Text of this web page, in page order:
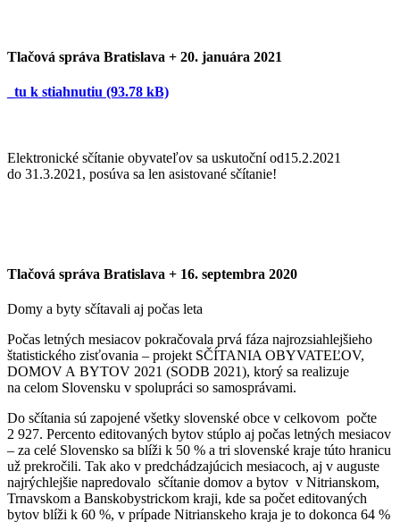
Tlačová správa Bratislava + 20. januára 2021
_tu k stiahnutiu (93.78 kB)
Elektronické sčítanie obyvateľov sa uskutoční od15.2.2021
do 31.3.2021, posúva sa len asistované sčítanie!
Tlačová správa Bratislava + 16. septembra 2020
Domy a byty sčítavali aj počas leta
Počas letných mesiacov pokračovala prvá fáza najrozsiahlejšieho
štatistického zisťovania – projekt SČÍTANIA OBYVATEĽOV,
DOMOV A BYTOV 2021 (SODB 2021), ktorý sa realizuje
na celom Slovensku v spolupráci so samosprávami.
Do sčítania sú zapojené všetky slovenské obce v celkovom počte
2 927. Percento editovaných bytov stúplo aj počas letných mesiacov
– za celé Slovensko sa blíži k 50 % a tri slovenské kraje túto hranicu
už prekročili. Tak ako v predchádzajúcich mesiacoch, aj v auguste
najrýchlejšie napredovalo sčítanie domov a bytov v Nitrianskom,
Trnavskom a Banskobystrickom kraji, kde sa počet editovaných
bytov blíži k 60 %, v prípade Nitrianskeho kraja je to dokonca 64 %